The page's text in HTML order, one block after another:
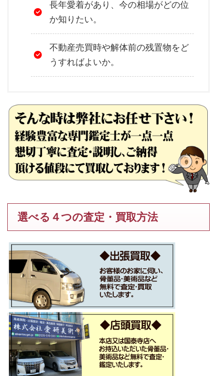
長年愛着があり、今の相場がどの位
か知りたい。
不動産売買時や解体前の残置物をど
うすればよいか。
選べる４つの査定・買取方法